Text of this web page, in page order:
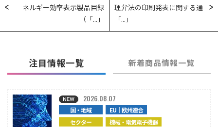
ネルギー効率表示製品目録
（「...」
理弁法の印刷発表に関する通
「...」
注目情報一覧 新着商品情報一覧
国・地域
EU｜欧州連合
セクター
機械・電気電子機器
2026.08.07